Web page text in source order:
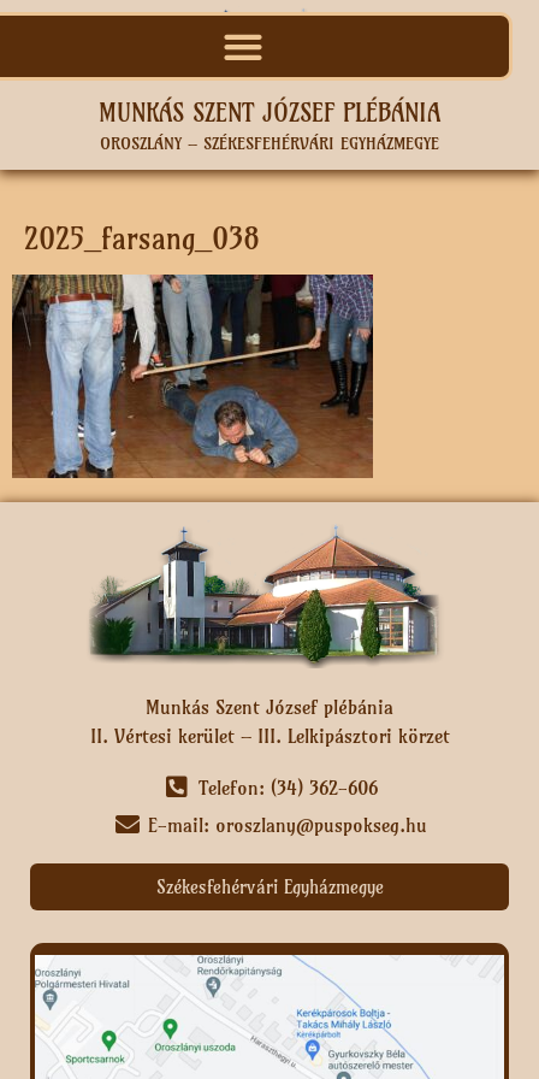
MUNKÁS SZENT JÓZSEF PLÉBÁNIA
OROSZLÁNY – SZÉKESFEHÉRVÁRI EGYHÁZMEGYE
2025_farsang_038
Munkás Szent József plébánia
II. Vértesi kerület – III. Lelkipásztori körzet
Telefon: (34) 362-606
E-mail: oroszlany@puspokseg.hu
Székesfehérvári Egyházmegye